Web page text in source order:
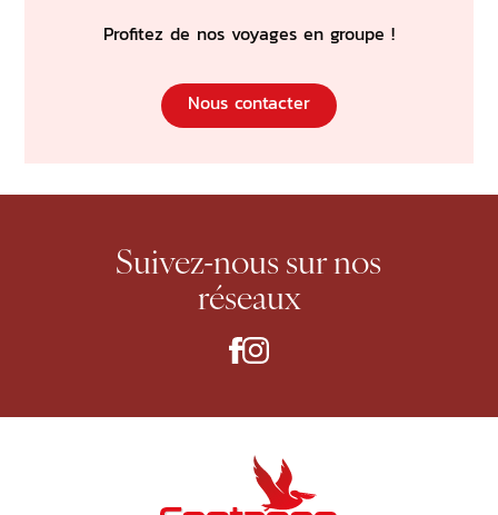
Profitez de nos voyages en groupe !
Nous contacter
Suivez-nous sur nos
réseaux